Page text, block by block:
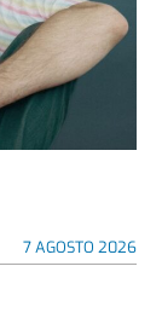
7 AGOSTO 2026